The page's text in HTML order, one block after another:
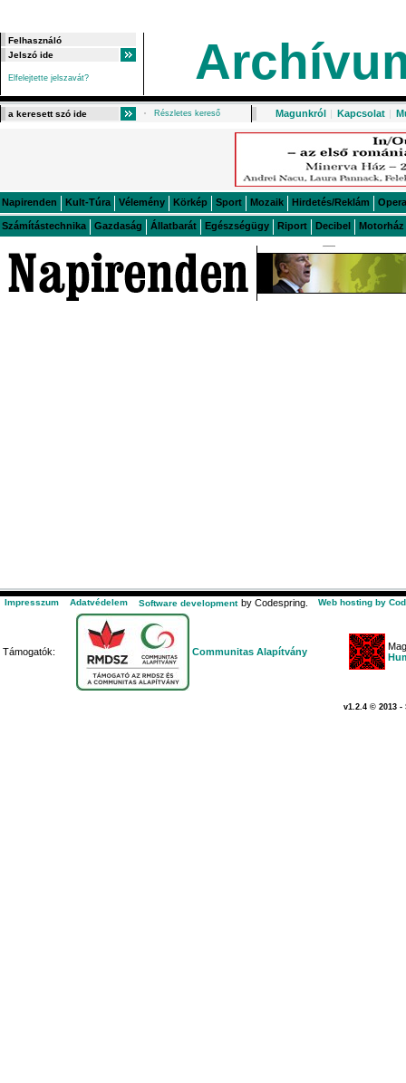
Elfelejtette jelszavát?
Részletes kereső Magunkról | Kapcsolat |
Napirenden Kult-Túra Vélemény Körkép Sport Mozaik Hirdetés/Reklám Opera
Számítástechnika Gazdaság Állatbarát Egészségügy Riport Decibel Motorház
Impresszum Adatvédelem Software development by Codespring. Web hosting by
Támogatók: Communitas Alapítvány
v1.2.4 © 2013